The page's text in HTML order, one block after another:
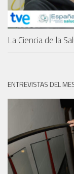
La Ciencia de la
ENTREVISTAS DEL